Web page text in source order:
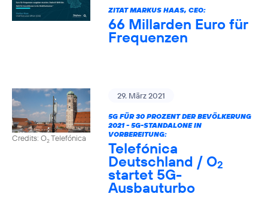
ZITAT MARKUS HAAS, CEO:
66 Millarden Euro für
Frequenzen
Credits: O2Telefónica
29. März 2021
5G FÜR 30 PROZENT DER BEVÖLKERUNG
2021 - 5G-STANDALONE IN
VORBEREITUNG:
Telefónica
Deutschland / O2
startet 5G-
Ausbauturbo